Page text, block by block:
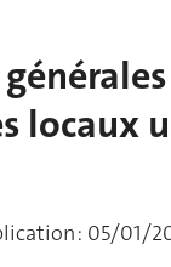
locaux
: 05/01/